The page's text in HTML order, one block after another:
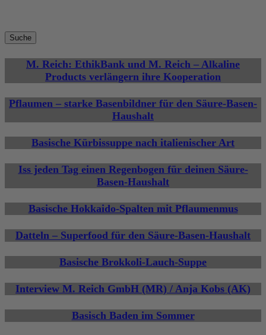
Suche
M. Reich: EthikBank und M. Reich – Alkaline
Products verlängern ihre Kooperation
Pflaumen – starke Basenbildner für den Säure-Basen-
Haushalt
Basische Kürbissuppe nach italienischer Art
Iss jeden Tag einen Regenbogen für deinen Säure-
Basen-Haushalt
Basische Hokkaido-Spalten mit Pflaumenmus
Datteln – Superfood für den Säure-Basen-Haushalt
Basische Brokkoli-Lauch-Suppe
Interview M. Reich GmbH (MR) / Anja Kobs (AK)
Basisch Baden im Sommer